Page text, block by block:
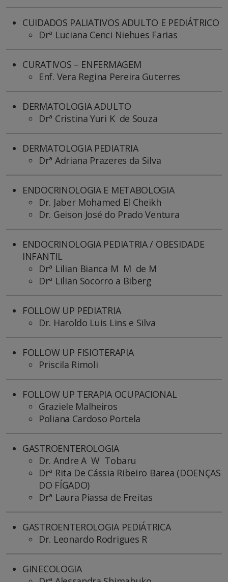
CUIDADOS PALIATIVOS ADULTO E PEDIÁTRICO
Drª Luciana Cenci Niehues Farias
CURATIVOS – ENFERMAGEM
Enf. Vera Regina Pereira Guterres
DERMATOLOGIA ADULTO
Drª Cristina Yuri K de Souza
DERMATOLOGIA PEDIATRIA
Drª Adriana Prazeres da Silva
ENDOCRINOLOGIA E METABOLOGIA
Dr. Jaber Mohamed El Cheikh
Dr. Geison José do Prado Ventura
ENDOCRINOLOGIA PEDIATRIA / OBESIDADE
INFANTIL
Drª Lilian Bianca M M de M
Drª Lilian Socorro a Biberg
FOLLOW UP PEDIATRIA
Dr. Haroldo Luis Lins e Silva
FOLLOW UP FISIOTERAPIA
Priscila Rimoli
FOLLOW UP TERAPIA OCUPACIONAL
Graziele Malheiros
Poliana Cardoso Portela
GASTROENTEROLOGIA
Dr. Andre A W Tobaru
Drª Rita De Cássia Ribeiro Barea (DOENÇAS
DO FÍGADO)
Drª Laura Piassa de Freitas
GASTROENTEROLOGIA PEDIÁTRICA
Dr. Leonardo Rodrigues R
GINECOLOGIA